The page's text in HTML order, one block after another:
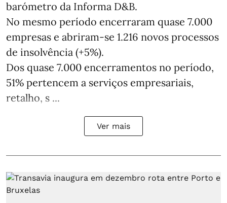
barómetro da Informa D&B.
No mesmo período encerraram quase 7.000
empresas e abriram‑se 1.216 novos processos
de insolvência (+5%).
Dos quase 7.000 encerramentos no período,
51% pertencem a serviços empresariais,
retalho, s ...
Ver mais